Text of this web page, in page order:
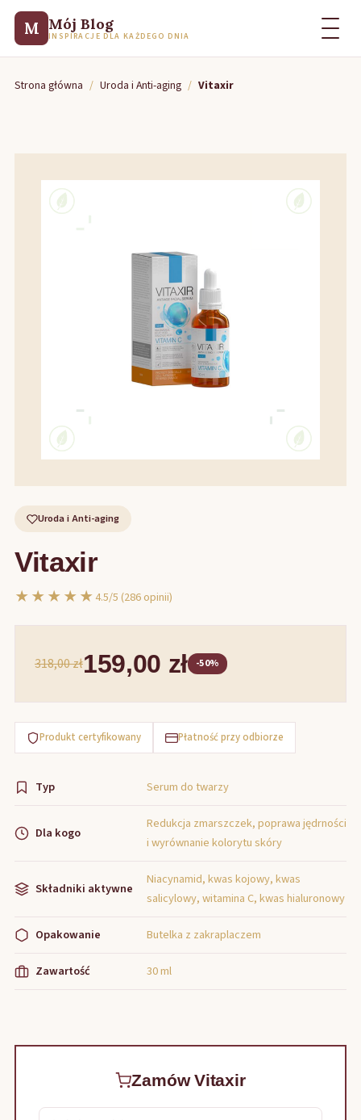
M Mój Blog
INSPIRACJE DLA KAŻDEGO DNIA
Strona główna / Uroda i Anti-aging / Vitaxir
Uroda i Anti-aging
Vitaxir
★★★★★4.5/5 (286 opinii)
318,00 zł159,00 zł -50%
Produkt certyfikowany Płatność przy odbiorze
Typ Serum do twarzy
Dla kogo
Redukcja zmarszczek, poprawa jędrności
i wyrównanie kolorytu skóry
Składniki aktywne
Niacynamid, kwas kojowy, kwas
salicylowy, witamina C, kwas hialuronowy
Opakowanie Butelka z zakraplaczem
Zawartość 30 ml
Zamów Vitaxir